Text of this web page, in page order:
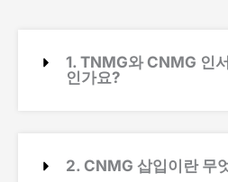
1. TNMG와 CNMG 인
인가요?
2. CNMG 삽입이란 무